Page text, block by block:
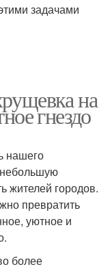
задачами
на
гнездо
нашего
жителей городов.
превратить
уютное и
более